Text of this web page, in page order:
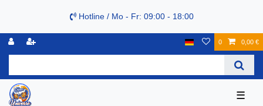
Hotline / Mo - Fr: 09:00 - 18:00
0 0,00 €
☰